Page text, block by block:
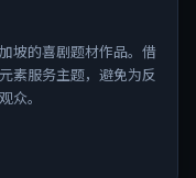
坡的喜剧题材作品。借
素服务主题，避免为反
众。